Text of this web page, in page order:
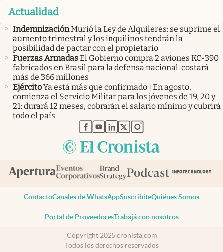
Actualidad
IndemnizaciónMurió la Ley de Alquileres: se suprime el
aumento trimestral y los inquilinos tendrán la
posibilidad de pactar con el propietario
Fuerzas ArmadasEl Gobierno compra 2 aviones KC-390
fabricados en Brasil para la defensa nacional: costará
más de 366 millones
EjércitoYa está más que confirmado | En agosto,
comienza el Servicio Militar para los jóvenes de 19, 20 y
21: durará 12 meses, cobrarán el salario mínimo y cubrirá
todo el país
abre en nueva pestaña
abre en nueva pestaña
abre en nueva pestaña
abre en nueva pestaña
abre en nueva pestaña
ContactoCanales de WhatsAppSuscribiteQuiénes Somos
Portal de ProveedoresTrabajá con nosotros
Copyright 2025 cronista.com
Todos los derechos reservados